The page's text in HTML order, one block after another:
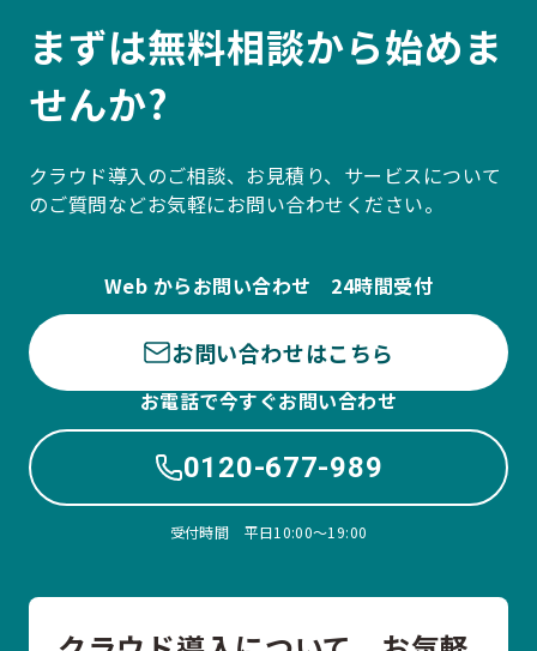
まずは無料相談から始めま
せんか?
クラウド導入のご相談、お見積り、サービスについて
のご質問などお気軽にお問い合わせください。
Web からお問い合わせ 24時間受付
お問い合わせはこちら
お電話で今すぐお問い合わせ
0120-677-989
受付時間 平日10:00〜19:00